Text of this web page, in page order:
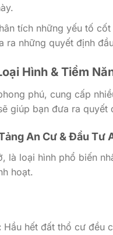
tích những yếu tố
ra những quyết định
Hình & Tiềm
phú, cung cấp
giúp bạn đưa ra quyết
An Cư & Đầu Tư
là loại hình phổ biến
hoạt.
Hầu hết đất thổ cư đều